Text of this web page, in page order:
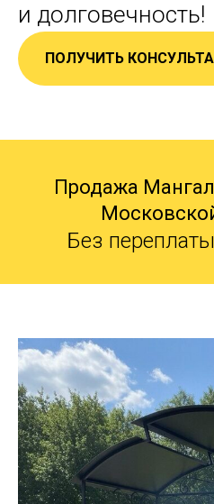
и долговечность!
ПОЛУЧИТЬ
Продажа
Без